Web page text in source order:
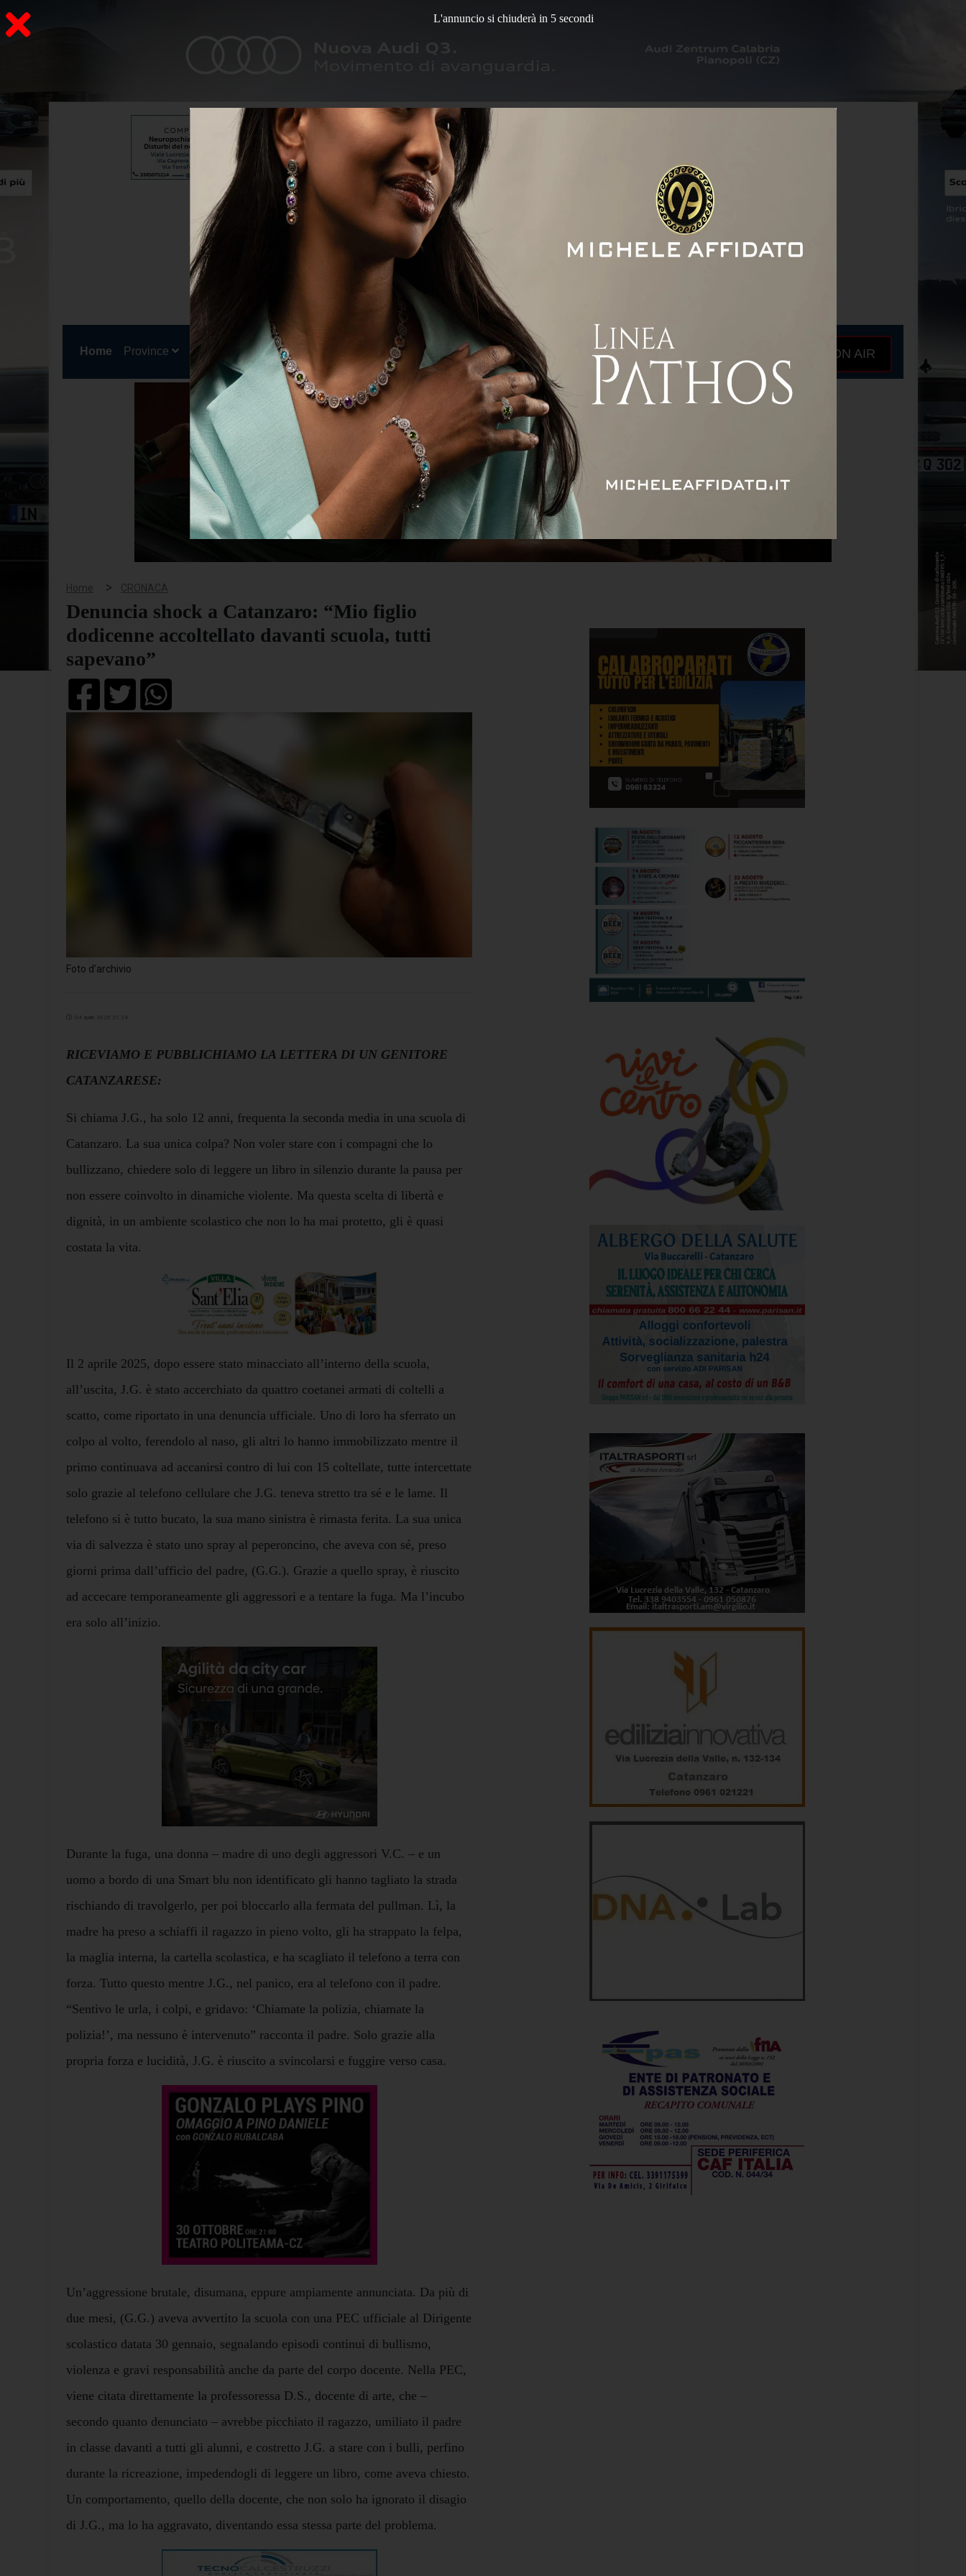
Home (current)
Province Cronaca Politica Attualità Economia Sport Servizi ON AIR
Home > CRONACA
Denuncia shock a Catanzaro: “Mio figlio
dodicenne accoltellato davanti scuola, tutti
sapevano”
Foto d’archivio
04 aprile 2025 21:24
RICEVIAMO E PUBBLICHIAMO LA LETTERA DI UN GENITORE
CATANZARESE:
Si chiama J.G., ha solo 12 anni, frequenta la seconda media in una scuola di
Catanzaro. La sua unica colpa? Non voler stare con i compagni che lo
bullizzano, chiedere solo di leggere un libro in silenzio durante la pausa per
non essere coinvolto in dinamiche violente. Ma questa scelta di libertà e
dignità, in un ambiente scolastico che non lo ha mai protetto, gli è quasi
costata la vita.
Il 2 aprile 2025, dopo essere stato minacciato all’interno della scuola,
all’uscita, J.G. è stato accerchiato da quattro coetanei armati di coltelli a
scatto, come riportato in una denuncia ufficiale. Uno di loro ha sferrato un
colpo al volto, ferendolo al naso, gli altri lo hanno immobilizzato mentre il
primo continuava ad accanirsi contro di lui con 15 coltellate, tutte intercettate
solo grazie al telefono cellulare che J.G. teneva stretto tra sé e le lame. Il
telefono si è tutto bucato, la sua mano sinistra è rimasta ferita. La sua unica
via di salvezza è stato uno spray al peperoncino, che aveva con sé, preso
giorni prima dall’ufficio del padre, (G.G.). Grazie a quello spray, è riuscito
ad accecare temporaneamente gli aggressori e a tentare la fuga. Ma l’incubo
era solo all’inizio.
Durante la fuga, una donna – madre di uno degli aggressori V.C. – e un
uomo a bordo di una Smart blu non identificato gli hanno tagliato la strada
rischiando di travolgerlo, per poi bloccarlo alla fermata del pullman. Lì, la
madre ha preso a schiaffi il ragazzo in pieno volto, gli ha strappato la felpa,
la maglia interna, la cartella scolastica, e ha scagliato il telefono a terra con
forza. Tutto questo mentre J.G., nel panico, era al telefono con il padre.
“Sentivo le urla, i colpi, e gridavo: ‘Chiamate la polizia, chiamate la
polizia!’, ma nessuno è intervenuto” racconta il padre. Solo grazie alla
propria forza e lucidità, J.G. è riuscito a svincolarsi e fuggire verso casa.
Un’aggressione brutale, disumana, eppure ampiamente annunciata. Da più di
due mesi, (G.G.) aveva avvertito la scuola con una PEC ufficiale al Dirigente
scolastico datata 30 gennaio, segnalando episodi continui di bullismo,
violenza e gravi responsabilità anche da parte del corpo docente. Nella PEC,
viene citata direttamente la professoressa D.S., docente di arte, che –
secondo quanto denunciato – avrebbe picchiato il ragazzo, umiliato il padre
in classe davanti a tutti gli alunni, e costretto J.G. a stare con i bulli, perfino
durante la ricreazione, impedendogli di leggere un libro, come aveva chiesto.
Un comportamento, quello della docente, che non solo ha ignorato il disagio
di J.G., ma lo ha aggravato, diventando essa stessa parte del problema.
L'annuncio si chiuderà in 3 secondi